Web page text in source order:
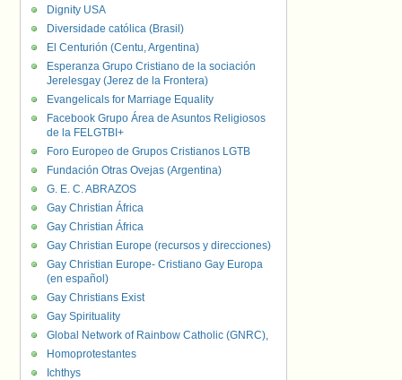
Dignity USA
Diversidade católica (Brasil)
El Centurión (Centu, Argentina)
Esperanza Grupo Cristiano de la sociación
Jerelesgay (Jerez de la Frontera)
Evangelicals for Marriage Equality
Facebook Grupo Área de Asuntos Religiosos
de la FELGTBI+
Foro Europeo de Grupos Cristianos LGTB
Fundación Otras Ovejas (Argentina)
G. E. C. ABRAZOS
Gay Christian África
Gay Christian África
Gay Christian Europe (recursos y direcciones)
Gay Christian Europe- Cristiano Gay Europa
(en español)
Gay Christians Exist
Gay Spirituality
Global Network of Rainbow Catholic (GNRC),
Homoprotestantes
Ichthys